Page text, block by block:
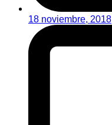
18 noviembre, 2018